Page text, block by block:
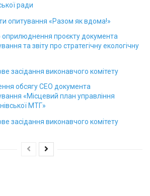
ради
опитування «Разом як вдома!»
проєкту документа
та звіту про стратегічну екологічну
засідання виконавчого комітету
обсягу СЕО документа
«Місцевий план управління
МТГ»
засідання виконавчого комітету